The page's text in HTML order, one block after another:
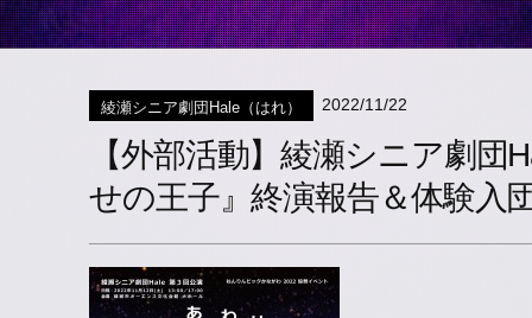
綾瀬シニア劇団Hale（はれ） 2022/11/22
【外部活動】綾瀬シニア劇団
せの王子』終演報告＆体験入